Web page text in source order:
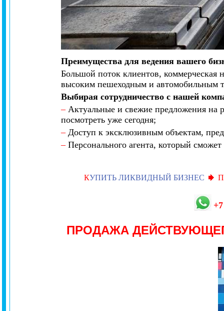
Преимущества для ведения вашего
Большой поток клиентов, коммерческая
высоким пешеходным и автомобильным
Выбирая сотрудничество с нашей
–Актуальные и свежие предложения на
посмотреть уже сегодня;
–Доступ к эксклюзивным объектам,
–Персонального агента, который
КУПИТЬ ЛИКВИДНЫЙ БИЗНЕС П
ПРОДАЖА